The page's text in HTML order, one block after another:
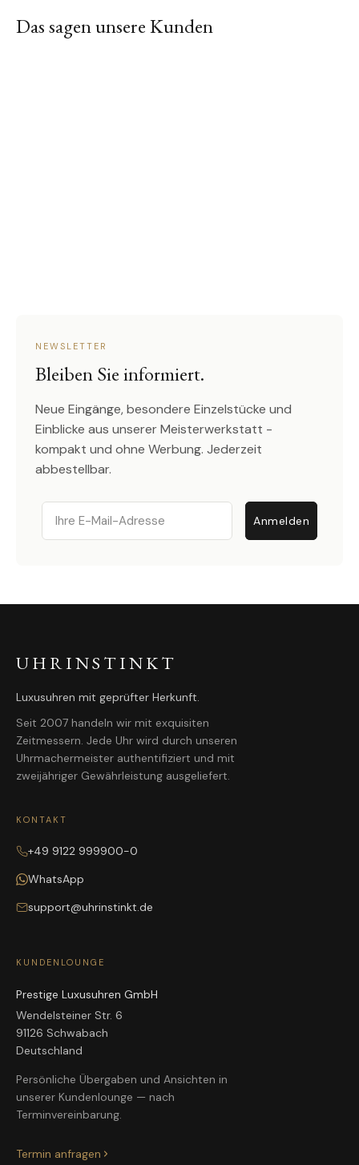
Das sagen unsere Kunden
NEWSLETTER
Bleiben Sie informiert.
Neue Eingänge, besondere Einzelstücke und
Einblicke aus unserer Meisterwerkstatt -
kompakt und ohne Werbung. Jederzeit
abbestellbar.
Email
Anmelden
UHRINSTINKT
Luxusuhren mit geprüfter Herkunft.
Seit 2007 handeln wir mit exquisiten
Zeitmessern. Jede Uhr wird durch unseren
Uhrmachermeister authentifiziert und mit
zweijähriger Gewährleistung ausgeliefert.
KONTAKT
+49 9122 999900-0
WhatsApp
support@uhrinstinkt.de
KUNDENLOUNGE
Prestige Luxusuhren GmbH
Wendelsteiner Str. 6
91126 Schwabach
Deutschland
Persönliche Übergaben und Ansichten in
unserer Kundenlounge — nach
Terminvereinbarung.
Termin anfragen